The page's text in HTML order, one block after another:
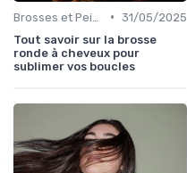
• 31/05/2025
Tout savoir sur la brosse
ronde à cheveux pour
sublimer vos boucles